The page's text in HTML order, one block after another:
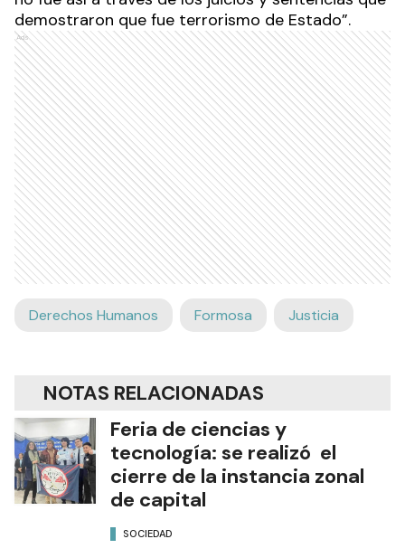
demostraron que fue terrorismo de Estado”.
Ads
Derechos Humanos Formosa Justicia
NOTAS RELACIONADAS
Feria de ciencias y
tecnología: se realizó el
cierre de la instancia zonal
de capital
SOCIEDAD